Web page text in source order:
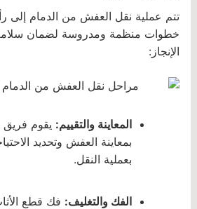
تتم عملية نقل العفش من الدمام إلى
خطوات منظمة ومدروسة لضمان
الإنجاز:
المعاينة والتقييم: يقوم
بمعاينة العفش وتحديد
بعملية النقل.
الفك والتغليف: فك قطع